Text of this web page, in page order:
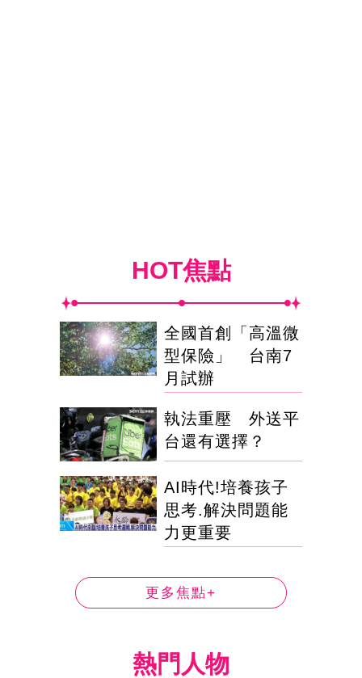
HOT焦點
全國首創「高溫微
型保險」 台南7
月試辦
執法重壓 外送平
台還有選擇？
AI時代!培養孩子
思考.解決問題能
力更重要
更多焦點+
熱門人物